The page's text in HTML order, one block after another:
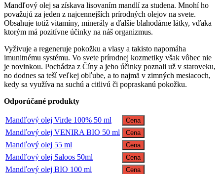
Mandľový olej sa získava lisovaním mandlí za studena. Mnohí ho
považujú za jeden z najcennejších prírodných olejov na svete.
Obsahuje totiž vitamíny, minerály a ďalšie blahodárne látky, vďaka
ktorým má pozitívne účinky na náš organizmus.
Vyživuje a regeneruje pokožku a vlasy a takisto napomáha
imunitnému systému. Vo svete prírodnej kozmetiky však vôbec nie
je novinkou. Pochádza z Číny a jeho účinky poznali už v staroveku,
no dodnes sa teší veľkej obľube, a to najmä v zimných mesiacoch,
kedy sa využíva na suchú a citlivú či popraskanú pokožku.
Odporúčané produkty
Mandľový olej Virde 100% 50 ml Cena
Mandľový olej VENIRA BIO 50 ml Cena
Mandľový olej 55 ml Cena
Mandľový olej Saloos 50ml Cena
Mandľový olej BIO 100 ml Cena